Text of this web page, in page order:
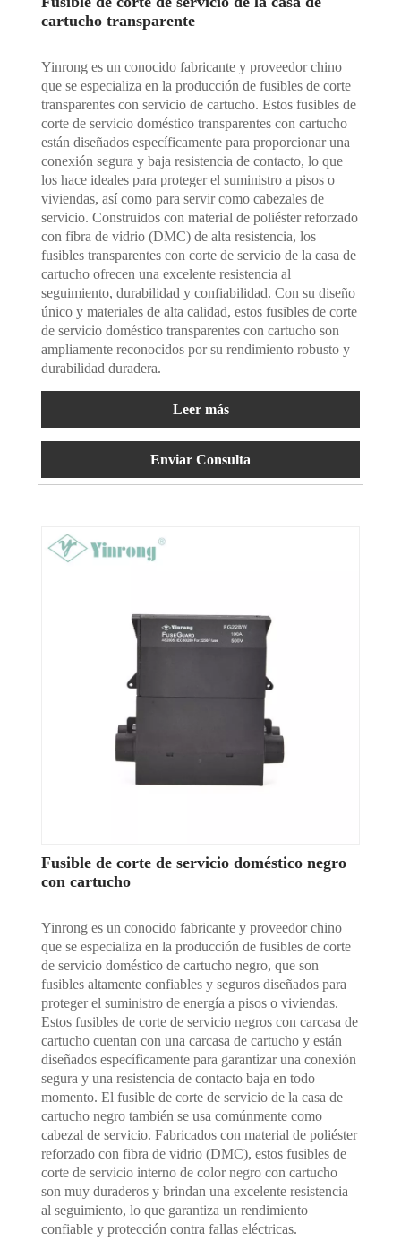
cartucho transparente
Yinrong es un conocido fabricante y proveedor chino
que se especializa en la producción de fusibles de corte
transparentes con servicio de cartucho. Estos fusibles de
corte de servicio doméstico transparentes con cartucho
están diseñados específicamente para proporcionar una
conexión segura y baja resistencia de contacto, lo que
los hace ideales para proteger el suministro a pisos o
viviendas, así como para servir como cabezales de
servicio. Construidos con material de poliéster reforzado
con fibra de vidrio (DMC) de alta resistencia, los
fusibles transparentes con corte de servicio de la casa de
cartucho ofrecen una excelente resistencia al
seguimiento, durabilidad y confiabilidad. Con su diseño
único y materiales de alta calidad, estos fusibles de corte
de servicio doméstico transparentes con cartucho son
ampliamente reconocidos por su rendimiento robusto y
durabilidad duradera.
Leer más
Enviar Consulta
Fusible de corte de servicio doméstico negro
con cartucho
Yinrong es un conocido fabricante y proveedor chino
que se especializa en la producción de fusibles de corte
de servicio doméstico de cartucho negro, que son
fusibles altamente confiables y seguros diseñados para
proteger el suministro de energía a pisos o viviendas.
Estos fusibles de corte de servicio negros con carcasa de
cartucho cuentan con una carcasa de cartucho y están
diseñados específicamente para garantizar una conexión
segura y una resistencia de contacto baja en todo
momento. El fusible de corte de servicio de la casa de
cartucho negro también se usa comúnmente como
cabezal de servicio. Fabricados con material de poliéster
reforzado con fibra de vidrio (DMC), estos fusibles de
corte de servicio interno de color negro con cartucho
son muy duraderos y brindan una excelente resistencia
al seguimiento, lo que garantiza un rendimiento
confiable y protección contra fallas eléctricas.